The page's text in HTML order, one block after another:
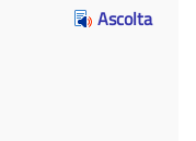
Ascolta